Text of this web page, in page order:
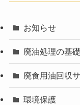
お知らせ
廃油処理の基
廃食用油回収
環境保護